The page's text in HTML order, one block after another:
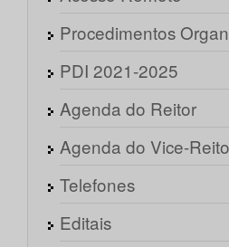
Procedimentos
PDI 2021-2025
Agenda do Reitor
Agenda do Vice-
Telefones
Editais